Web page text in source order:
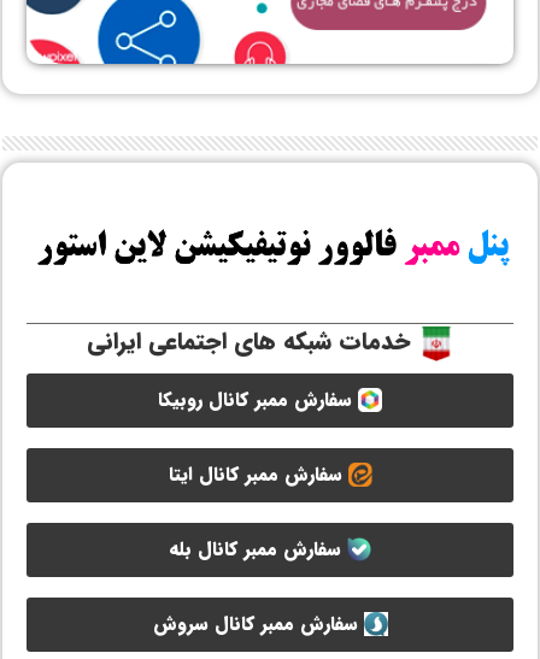
خدمات شبکه های اجتماعی ایرانی
سفارش ممبر کانال روبیکا
سفارش ممبر کانال ایتا
سفارش ممبر کانال بله
سفارش ممبر کانال سروش